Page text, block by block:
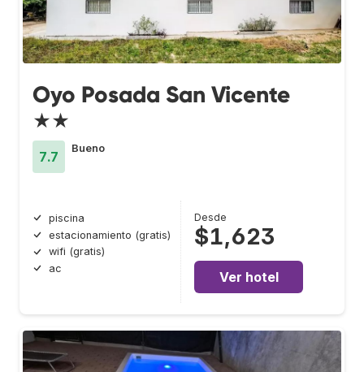
Oyo Posada San Vicente
★★
7.7
Bueno
piscina
estacionamiento (gratis)
wifi (gratis)
ac
Desde
$1,623
Ver hotel